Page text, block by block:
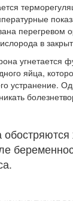
перегревом
в
угнетается
яйца,
устранение.